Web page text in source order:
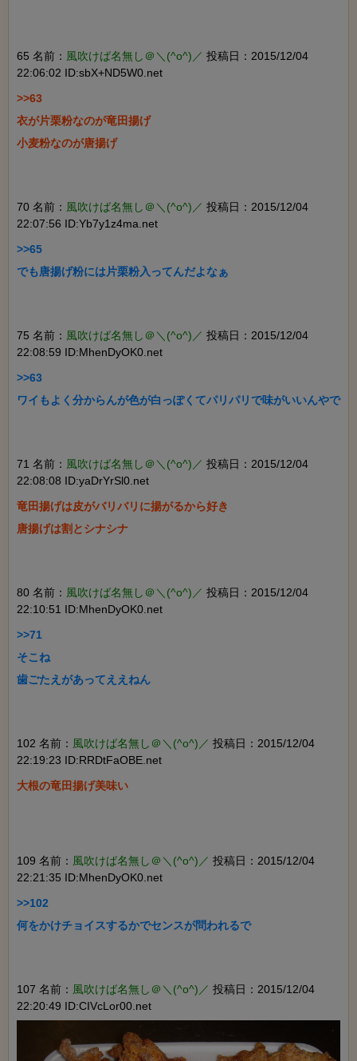
65 名前： 風吹けば名無し＠＼(^o^)／ 投稿日：2015/12/04
22:06:02 ID:sbX+ND5W0.net
>>63
衣が片栗粉なのが竜田揚げ
小麦粉なのが唐揚げ
70 名前： 風吹けば名無し＠＼(^o^)／ 投稿日：2015/12/04
22:07:56 ID:Yb7y1z4ma.net
>>65
でも唐揚げ粉には片栗粉入ってんだよなぁ
75 名前： 風吹けば名無し＠＼(^o^)／ 投稿日：2015/12/04
22:08:59 ID:MhenDyOK0.net
>>63
ワイもよく分からんが色が白っぽくてパリパリで味がいいんやで
71 名前： 風吹けば名無し＠＼(^o^)／ 投稿日：2015/12/04
22:08:08 ID:yaDrYrSl0.net
竜田揚げは皮がバリバリに揚がるから好き
唐揚げは割とシナシナ
80 名前： 風吹けば名無し＠＼(^o^)／ 投稿日：2015/12/04
22:10:51 ID:MhenDyOK0.net
>>71
そこね
歯ごたえがあってええねん
102 名前： 風吹けば名無し＠＼(^o^)／ 投稿日：2015/12/04
22:19:23 ID:RRDtFaOBE.net
大根の竜田揚げ美味い
109 名前： 風吹けば名無し＠＼(^o^)／ 投稿日：2015/12/04
22:21:35 ID:MhenDyOK0.net
>>102
何をかけチョイスするかでセンスが問われるで
107 名前： 風吹けば名無し＠＼(^o^)／ 投稿日：2015/12/04
22:20:49 ID:CIVcLor00.net